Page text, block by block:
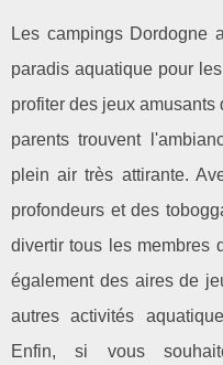
Les campings Dordogne
paradis aquatique pour
profiter des jeux
parents trouvent
plein air très attirante.
profondeurs et des
divertir tous les membres
également des aires de
autres activités
Enfin, si vous